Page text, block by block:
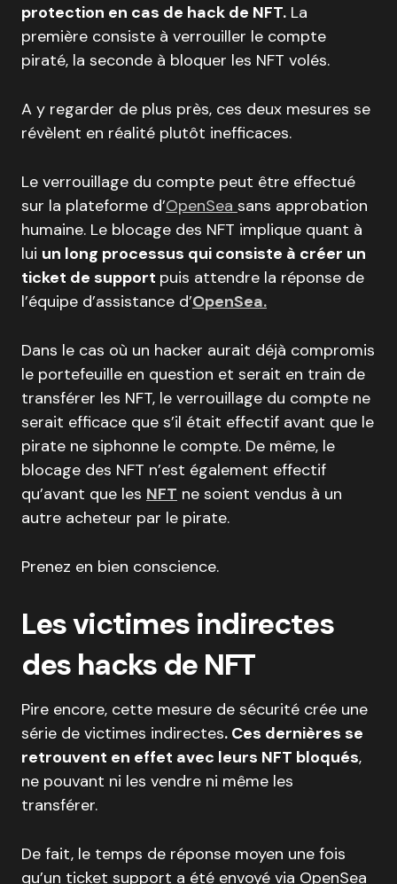
protection en cas de hack de NFT. La
première consiste à verrouiller le compte
piraté, la seconde à bloquer les NFT volés.
A y regarder de plus près, ces deux mesures se
révèlent en réalité plutôt inefficaces.
Le verrouillage du compte peut être effectué
sur la plateforme d’OpenSea sans approbation
humaine. Le blocage des NFT implique quant à
lui un long processus qui consiste à créer un
ticket de support puis attendre la réponse de
l’équipe d’assistance d’OpenSea.
Dans le cas où un hacker aurait déjà compromis
le portefeuille en question et serait en train de
transférer les NFT, le verrouillage du compte ne
serait efficace que s’il était effectif avant que le
pirate ne siphonne le compte. De même, le
blocage des NFT n’est également effectif
qu’avant que les NFT ne soient vendus à un
autre acheteur par le pirate.
Prenez en bien conscience.
Les victimes indirectes
des hacks de NFT
Pire encore, cette mesure de sécurité crée une
série de victimes indirectes. Ces dernières se
retrouvent en effet avec leurs NFT bloqués,
ne pouvant ni les vendre ni même les
transférer.
De fait, le temps de réponse moyen une fois
qu’un ticket support a été envoyé via OpenSea